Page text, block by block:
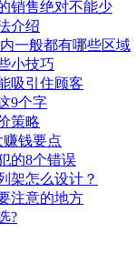
销售绝对不能少
介绍
一般都有哪些区域
小技巧
吸引住顾客
9个字
策略
钱要点
的8个错误
架怎么设计？
注意的地方
?